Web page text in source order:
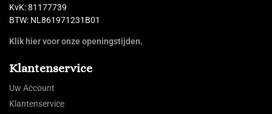
KvK: 81177739
BTW: NL861971231B01
Klik hier voor onze openingstijden.
Klantenservice
Uw Account
Klantenservice